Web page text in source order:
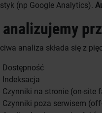
(np Google Analytics).
analizujemy
analiza składa się z
Dostępność
Indeksacja
Czynniki na stronie (on-site
Czynniki poza serwisem